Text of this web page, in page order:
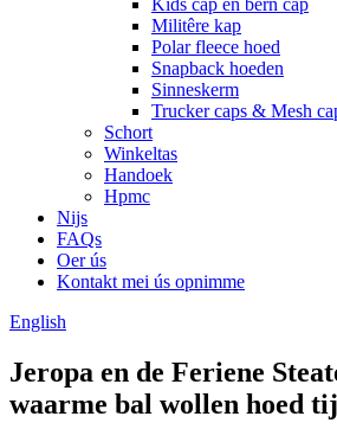
Kids cap en bern cap
Militêre kap
Polar fleece hoed
Snapback hoeden
Sinneskerm
Trucker caps & Mesh
Schort
Winkeltas
Handoek
Hpmc
Nijs
FAQs
Oer ús
Kontakt mei ús opnimme
English
Jeropa en de Feriene
waarme bal wollen hoed tij